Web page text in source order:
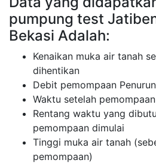
pumpung test
Bekasi Adalah:
Kenaikan muka air tanah
dihentikan
Debit pemompaan
Waktu setelah
Rentang waktu yang
pemompaan dimulai
Tinggi muka air tanah
pemompaan)